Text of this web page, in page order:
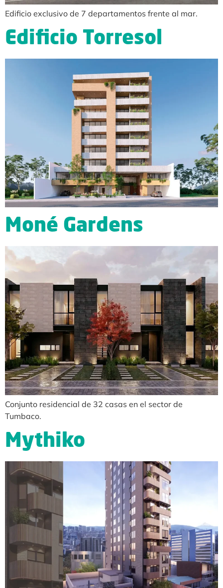
Edificio exclusivo de 7 departamentos frente al mar.
Edificio Torresol
Moné Gardens
Conjunto residencial de 32 casas en el sector de
Tumbaco.
Mythiko